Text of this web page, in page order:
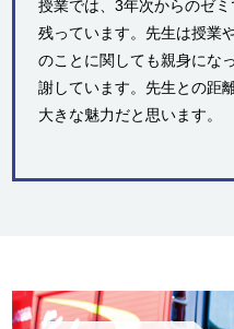
授業では、3年次からのゼ
残っています。先生は授業
のことに関しても親身にな
謝しています。先生との距
大きな魅力だと思います。